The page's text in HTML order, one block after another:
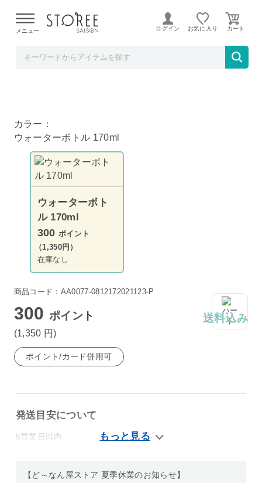
よる配送遅延が発生しております。
メニュー ログイン お気に入り
FlipBelt専用 ウォーターボトル 170ml
カラー：
ウォーターボトル 170ml
ウォーターボト
ル 170ml
300ポイント
（1,350円）
在庫なし
商品コード：AA0077-0812172021123-P
300ポイント
(1,350 円)
送料込み
ポイント/カード併用可
発送目安について
5営業日以内
【ど～なん屋ストア 夏季休業のお知らせ】